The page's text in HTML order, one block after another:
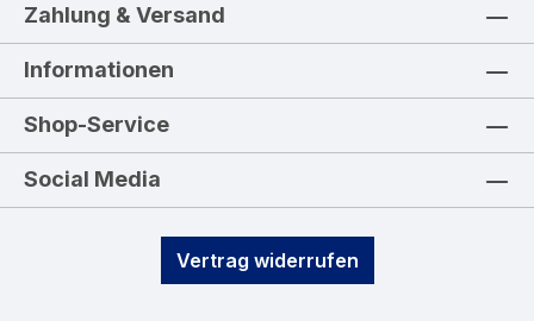
Zahlung & Versand
Informationen
Shop-Service
Social Media
Vertrag widerrufen